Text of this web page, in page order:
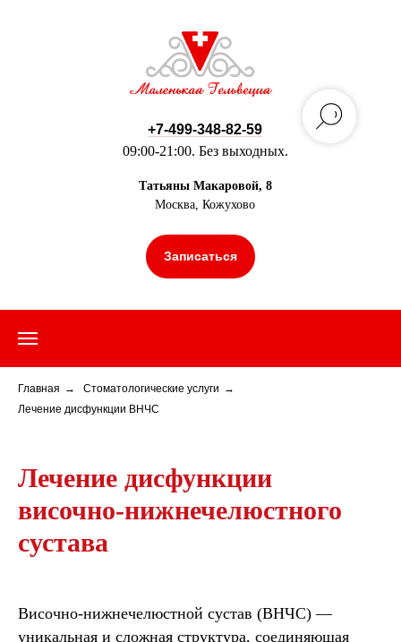
+7-499-348-82-59
09:00-21:00. Без выходных.
Татьяны Макаровой, 8
Москва, Кожухово
Записаться
Главная → Стоматологические услуги →
Лечение дисфункции ВНЧС
Лечение дисфункции
височно-нижнечелюстного
сустава
Височно-нижнечелюстной сустав (ВНЧС) —
уникальная и сложная структура, соединяющая